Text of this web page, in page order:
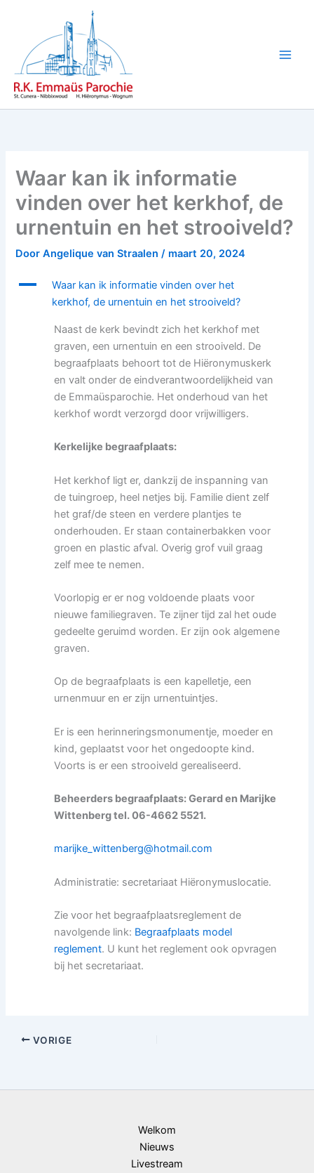
inhoud
Waar kan ik informatie
vinden over het kerkhof, de
urnentuin en het strooiveld?
DoorAngelique van Straalen/ maart 20, 2024
A
Waar kan ik informatie vinden over het
kerkhof, de urnentuin en het strooiveld?
Naast de kerk bevindt zich het kerkhof met
graven, een urnentuin en een strooiveld. De
begraafplaats behoort tot de Hiëronymuskerk
en valt onder de eindverantwoordelijkheid van
de Emmaüsparochie. Het onderhoud van het
kerkhof wordt verzorgd door vrijwilligers.
Kerkelijke begraafplaats:
Het kerkhof ligt er, dankzij de inspanning van
de tuingroep, heel netjes bij. Familie dient zelf
het graf/de steen en verdere plantjes te
onderhouden. Er staan containerbakken voor
groen en plastic afval. Overig grof vuil graag
zelf mee te nemen.
Voorlopig er er nog voldoende plaats voor
nieuwe familiegraven. Te zijner tijd zal het oude
gedeelte geruimd worden. Er zijn ook algemene
graven.
Op de begraafplaats is een kapelletje, een
urnenmuur en er zijn urnentuintjes.
Er is een herinneringsmonumentje, moeder en
kind, geplaatst voor het ongedoopte kind.
Voorts is er een strooiveld gerealiseerd.
Beheerders begraafplaats: Gerard en Marijke
Wittenberg tel. 06-4662 5521.
marijke_wittenberg@hotmail.com
Administratie: secretariaat Hiëronymuslocatie.
Zie voor het begraafplaatsreglement de
navolgende link: Begraafplaats model
reglement. U kunt het reglement ook opvragen
bij het secretariaat.
VORIGE
Welkom
Nieuws
Livestream